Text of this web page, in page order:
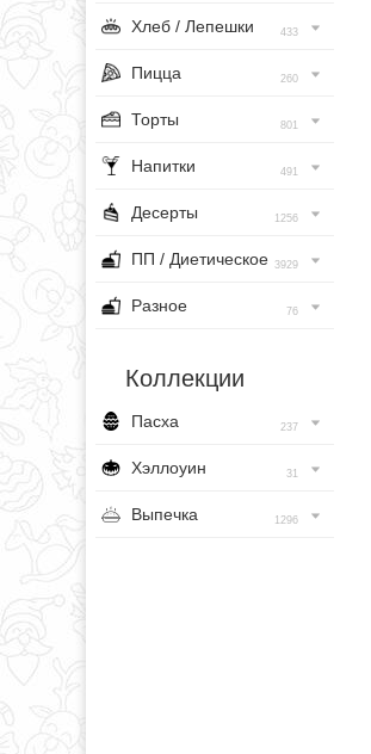
Хлеб / Лепешки 433
Пицца 260
Торты 801
Напитки 491
Десерты 1256
ПП / Диетическое 3929
Разное 76
Коллекции
Пасха 237
Хэллоуин 31
Выпечка 1296